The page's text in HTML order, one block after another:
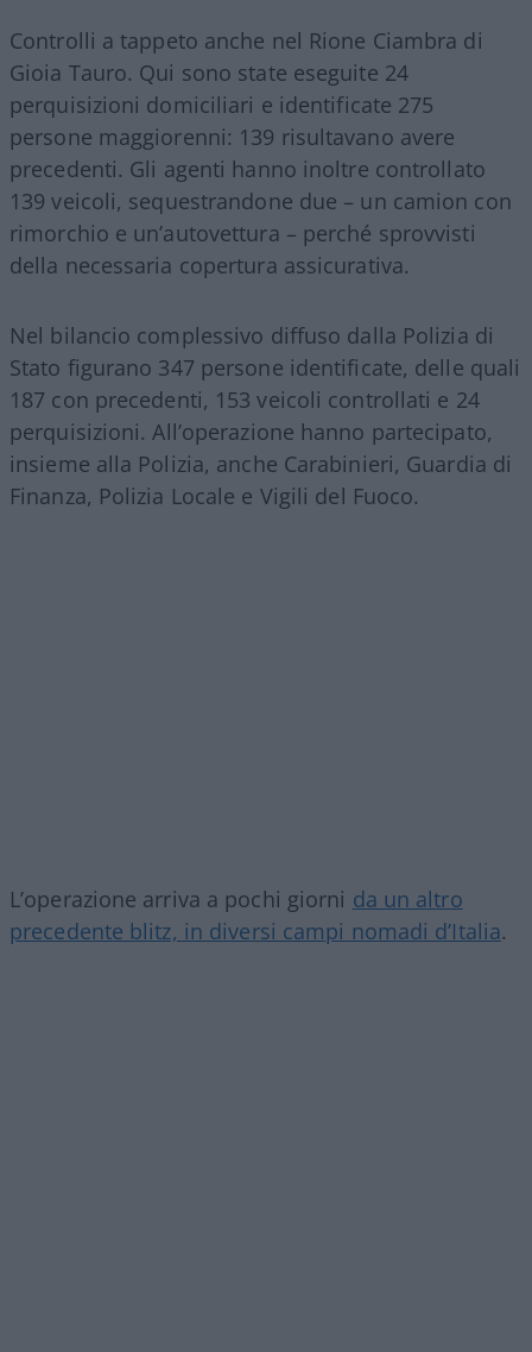
Controlli a tappeto anche nel Rione Ciambra di
Gioia Tauro. Qui sono state eseguite 24
perquisizioni domiciliari e identificate 275
persone maggiorenni: 139 risultavano avere
precedenti. Gli agenti hanno inoltre controllato
139 veicoli, sequestrandone due – un camion con
rimorchio e un’autovettura – perché sprovvisti
della necessaria copertura assicurativa.
Nel bilancio complessivo diffuso dalla Polizia di
Stato figurano 347 persone identificate, delle quali
187 con precedenti, 153 veicoli controllati e 24
perquisizioni. All’operazione hanno partecipato,
insieme alla Polizia, anche Carabinieri, Guardia di
Finanza, Polizia Locale e Vigili del Fuoco.
L’operazione arriva a pochi giorni da un altro
precedente blitz, in diversi campi nomadi d’Italia.